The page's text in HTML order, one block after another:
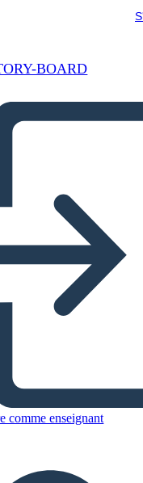
BOARD
comme enseignant